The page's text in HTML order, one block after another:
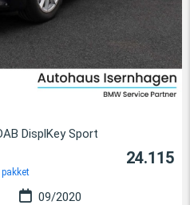
DisplKey Sport
24.115
09/2020